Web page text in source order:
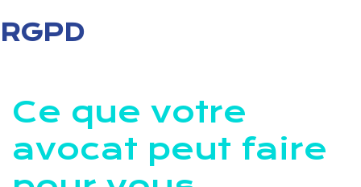
RGPD
Ce que votre
avocat peut faire